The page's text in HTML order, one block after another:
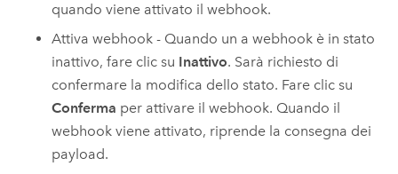
quando viene attivato il webhook.
Attiva webhook - Quando un a webhook è in stato
inattivo, fare clic su Inattivo. Sarà richiesto di
confermare la modifica dello stato. Fare clic su
Conferma per attivare il webhook. Quando il
webhook viene attivato, riprende la consegna dei
payload.